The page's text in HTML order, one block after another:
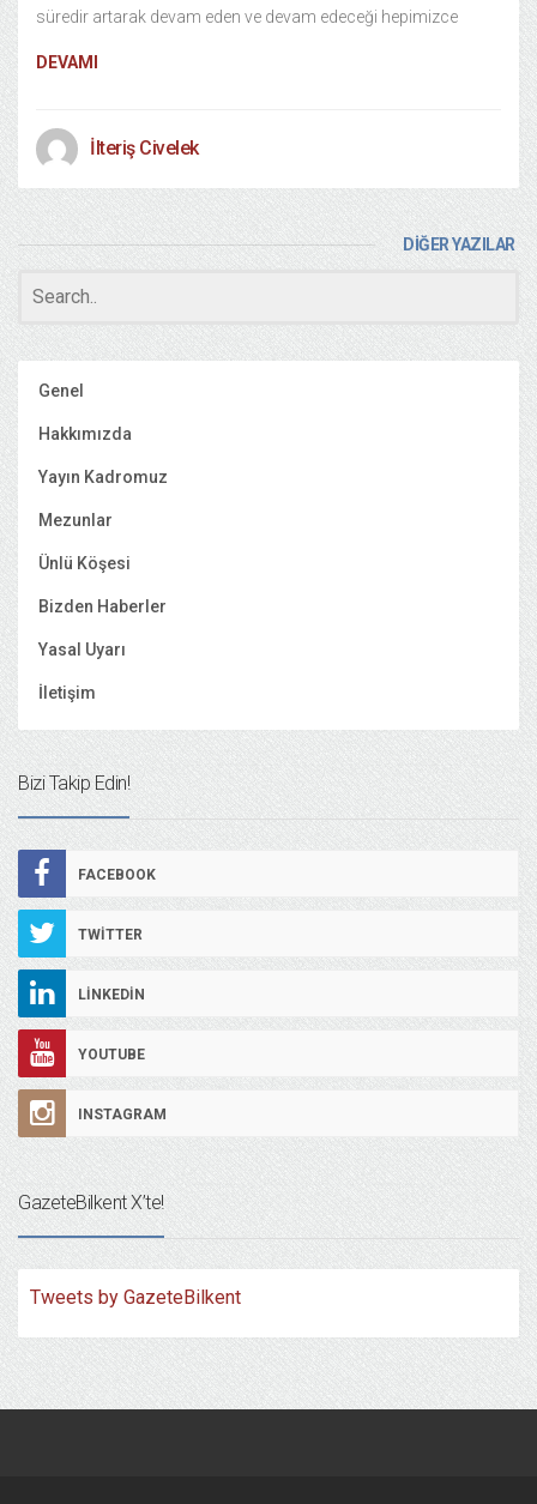
süredir artarak devam eden ve devam edeceği hepimizce
DEVAMI
İlteriş Civelek
DİĞER YAZILAR
Genel
Hakkımızda
Yayın Kadromuz
Mezunlar
Ünlü Köşesi
Bizden Haberler
Yasal Uyarı
İletişim
Bizi Takip Edin!
FACEBOOK
TWITTER
LINKEDIN
YOUTUBE
INSTAGRAM
GazeteBilkent X’te!
Tweets by GazeteBilkent